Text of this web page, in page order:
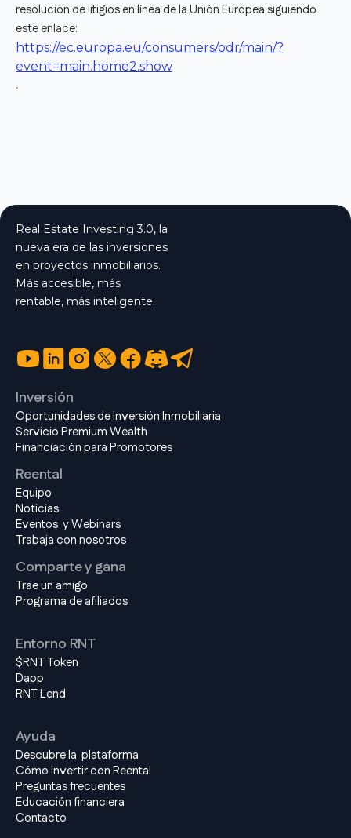
resolución de litigios en línea de la Unión Europea siguiendo
este enlace:
https://ec.europa.eu/consumers/odr/main/?
event=main.home2.show
.
Real Estate Investing 3.0, la
nueva era de las inversiones
en proyectos inmobiliarios.
Más accesible, más
rentable, más inteligente.
Inversión
Oportunidades de Inversión Inmobiliaria
Servicio Premium Wealth
Financiación para Promotores
Reental
Equipo
Noticias
Eventos y Webinars
Trabaja con nosotros
Comparte y gana
Trae un amigo
Programa de afiliados
Entorno RNT
$RNT Token
Dapp
RNT Lend
Ayuda
Descubre la plataforma
Cómo Invertir con Reental
Preguntas frecuentes
Educación financiera
Contacto